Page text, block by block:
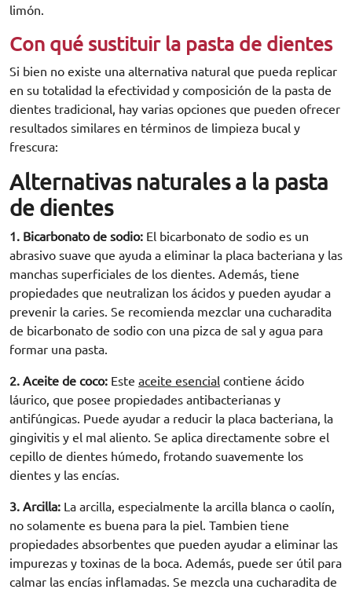
limón.
Con qué sustituir la pasta de dientes
Si bien no existe una alternativa natural que pueda replicar
en su totalidad la efectividad y composición de la pasta de
dientes tradicional, hay varias opciones que pueden ofrecer
resultados similares en términos de limpieza bucal y
frescura:
Alternativas naturales a la pasta
de dientes
1. Bicarbonato de sodio: El bicarbonato de sodio es un
abrasivo suave que ayuda a eliminar la placa bacteriana y las
manchas superficiales de los dientes. Además, tiene
propiedades que neutralizan los ácidos y pueden ayudar a
prevenir la caries. Se recomienda mezclar una cucharadita
de bicarbonato de sodio con una pizca de sal y agua para
formar una pasta.
2. Aceite de coco: Este aceite esencial contiene ácido
láurico, que posee propiedades antibacterianas y
antifúngicas. Puede ayudar a reducir la placa bacteriana, la
gingivitis y el mal aliento. Se aplica directamente sobre el
cepillo de dientes húmedo, frotando suavemente los
dientes y las encías.
3. Arcilla: La arcilla, especialmente la arcilla blanca o caolín,
no solamente es buena para la piel. Tambien tiene
propiedades absorbentes que pueden ayudar a eliminar las
impurezas y toxinas de la boca. Además, puede ser útil para
calmar las encías inflamadas. Se mezcla una cucharadita de